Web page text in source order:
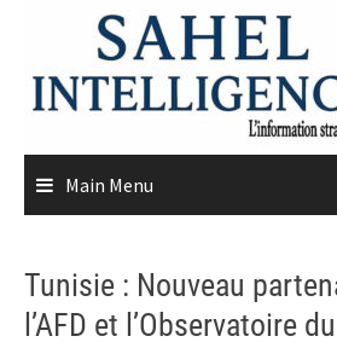
content
Main Menu
Tunisie : Nouveau
l’AFD et l’Observatoire